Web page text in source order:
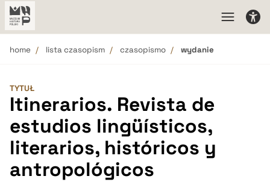
home lista czasopism czasopismo wydanie
TYTUŁ
Itinerarios. Revista de
estudios lingüísticos,
literarios, históricos y
antropológicos